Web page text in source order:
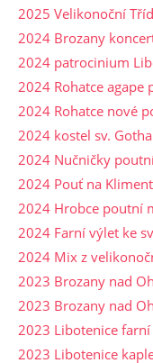
2025 Velikonoční
2024 Brozany
2024 patrocinium
2024 Rohatce agape
2024 Rohatce nové
2024 kostel sv.
2024 Nučničky
2024 Pouť na
2024 Hrobce poutní
2024 Farní výlet ke
2024 Mix z
2023 Brozany nad
2023 Brozany nad
2023 Libotenice
2023 Libotenice